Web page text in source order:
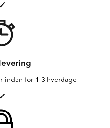
inden for 1-3 hverdage